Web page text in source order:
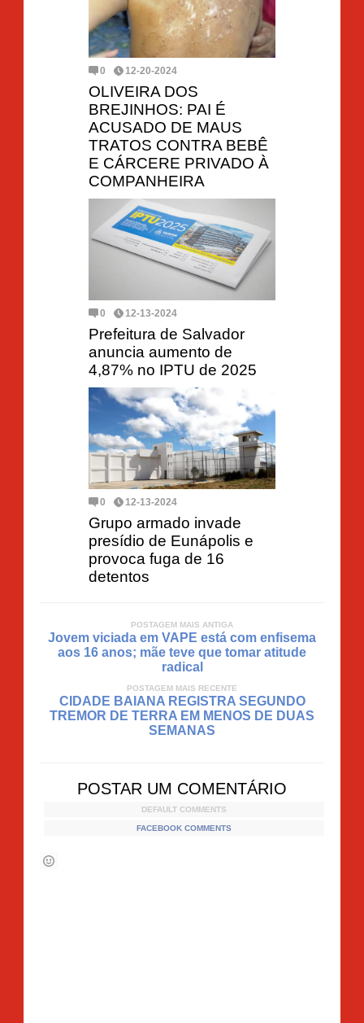
0 12-20-2024
OLIVEIRA DOS
BREJINHOS: PAI É
ACUSADO DE MAUS
TRATOS CONTRA BEBÊ
E CÁRCERE PRIVADO À
COMPANHEIRA
0 12-13-2024
Prefeitura de Salvador
anuncia aumento de
4,87% no IPTU de 2025
0 12-13-2024
Grupo armado invade
presídio de Eunápolis e
provoca fuga de 16
detentos
POSTAGEM MAIS ANTIGA
Jovem viciada em VAPE está com enfisema
aos 16 anos; mãe teve que tomar atitude
radical
POSTAGEM MAIS RECENTE
CIDADE BAIANA REGISTRA SEGUNDO
TREMOR DE TERRA EM MENOS DE DUAS
SEMANAS
POSTAR UM COMENTÁRIO
DEFAULT COMMENTS
FACEBOOK COMMENTS